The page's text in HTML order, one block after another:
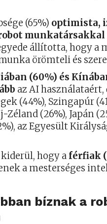
(65%) optimista,
munkatársakkal
állította, hogy a
örömteli és
(60%) és
az AI
(44%), Szingapúr
Zéland (26%), Japán
az Egyesült
hogy a férfiak
a mesterséges
bíznak a